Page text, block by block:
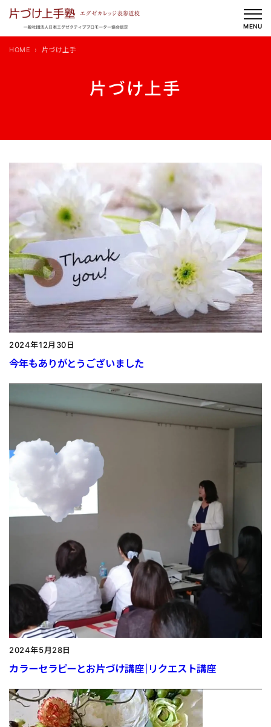
を
MENU
片づけ上手
HOME 片づけ上手
2024年12月30日
今年もありがとうございました
2024年5月28日
カラーセラピーとお片づけ講座｜リクエスト講座